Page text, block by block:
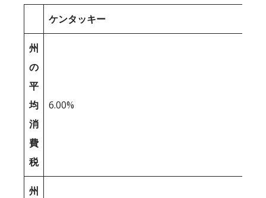
ケンタッキー
州
の
平
均
消
費
税
6.00%
州